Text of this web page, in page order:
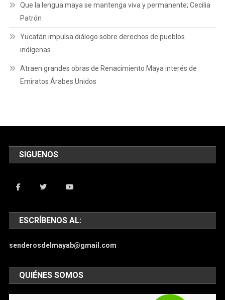
Que la lengua maya se mantenga viva y permanente; Cecilia
Patrón
Yucatán impulsa diálogo sobre derechos de pueblos
indígenas
Atraen grandes obras de Renacimiento Maya interés de
Emiratos Árabes Unidos
SIGUENOS
ESCRÍBENOS AL:
senderosdelmayab@gmail.com
QUIÉNES SOMOS